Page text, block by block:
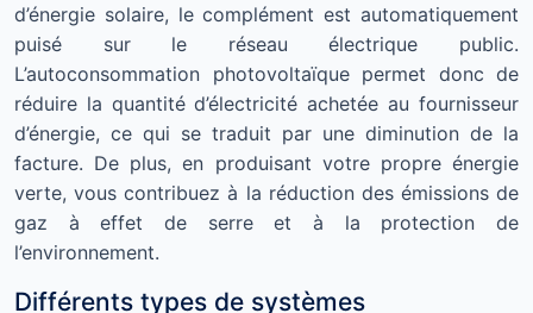
d’énergie solaire, le complément est automatiquement
puisé sur le réseau électrique public.
L’autoconsommation photovoltaïque permet donc de
réduire la quantité d’électricité achetée au fournisseur
d’énergie, ce qui se traduit par une diminution de la
facture. De plus, en produisant votre propre énergie
verte, vous contribuez à la réduction des émissions de
gaz à effet de serre et à la protection de
l’environnement.
Différents types de systèmes